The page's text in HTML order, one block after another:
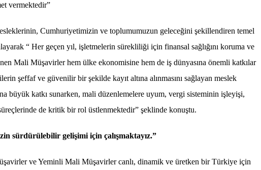
vermektedir”
Cumhuriyetimizin ve toplumumuzun geleceğini şekillendiren temel
“ Her geçen yıl, işletmelerin sürekliliği için finansal sağlığını koruma ve
Mali Müşavirler hem ülke ekonomisine hem de iş dünyasına önemli katkılar
şeffaf ve güvenilir bir şekilde kayıt altına alınmasını sağlayan meslek
büyük katkı sunarken, mali düzenlemelere uyum, vergi sisteminin işleyişi,
de kritik bir rol üstlenmektedir” şeklinde konuştu.
sürdürülebilir gelişimi için çalışmaktayız.”
ve Yeminli Mali Müşavirler canlı, dinamik ve üretken bir Türkiye için